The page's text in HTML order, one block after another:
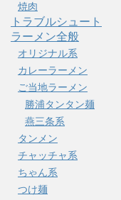
焼肉
トラブルシュート
ラーメン全般
オリジナル系
カレーラーメン
ご当地ラーメン
勝浦タンタン麺
燕三条系
タンメン
チャッチャ系
ちゃん系
つけ麺